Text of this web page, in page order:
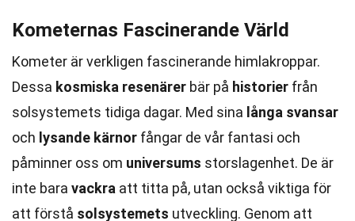
Kometernas Fascinerande Värld
Kometer är verkligen fascinerande himlakroppar.
Dessa kosmiska resenärer bär på historier från
solsystemets tidiga dagar. Med sina långa svansar
och lysande kärnor fångar de vår fantasi och
påminner oss om universums storslagenhet. De är
inte bara vackra att titta på, utan också viktiga för
att förstå solsystemets utveckling. Genom att